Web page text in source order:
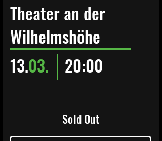
Theater an der
Wilhelmshöhe
13.03. 20:00
Sold Out